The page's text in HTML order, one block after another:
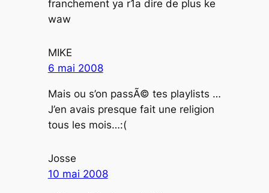
franchement ya r1a dire de plus ke
waw
MIKE
6 mai 2008
Mais ou s’on passÃ© tes playlists …
J’en avais presque fait une religion
tous les mois…:(
Josse
10 mai 2008